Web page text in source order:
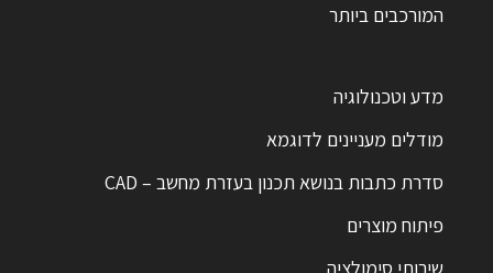
המורכבים ביותר
מדע וטכנולוגיה
מודלים מעניינים לדוגמא
סדרת כתבות בנושא תכנון בעזרת מחשב – CAD
פיתוח מוצרים
שירותי סימולציה